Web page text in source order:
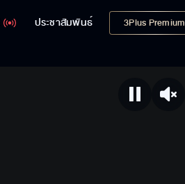
ประชาสัมพันธ์ 3Plus Premium